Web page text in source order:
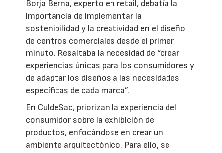
Borja Berna, experto en retail, debatía la
importancia de implementar la
sostenibilidad y la creatividad en el diseño
de centros comerciales desde el primer
minuto. Resaltaba la necesidad de “crear
experiencias únicas para los consumidores y
de adaptar los diseños a las necesidades
específicas de cada marca”.
En CuldeSac, priorizan la experiencia del
consumidor sobre la exhibición de
productos, enfocándose en crear un
ambiente arquitectónico. Para ello, se